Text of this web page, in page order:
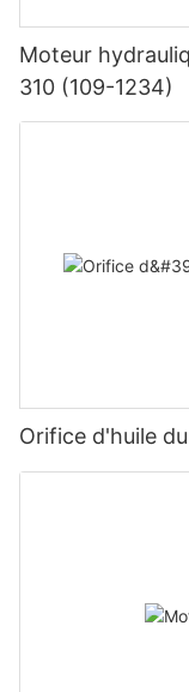
Moteur
310 (109-1234)
Orifice d'huile